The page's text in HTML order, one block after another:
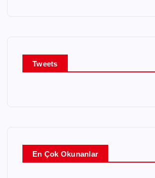
Tweets
En Çok Okunanlar